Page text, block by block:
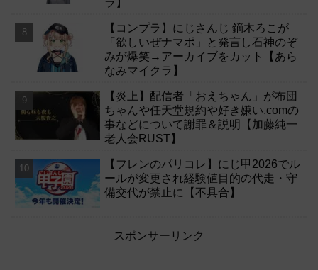
ラ】
【コンプラ】にじさんじ 鏑木ろこが
「欲しいぜナマポ」と発言し石神のぞ
みが爆笑→アーカイブをカット【あら
なみマイクラ】
【炎上】配信者「おえちゃん」が布団
ちゃんや任天堂規約や好き嫌い.comの
事などについて謝罪＆説明【加藤純一
老人会RUST】
【フレンのパリコレ】にじ甲2026でル
ールが変更され経験値目的の代走・守
備交代が禁止に【不具合】
スポンサーリンク